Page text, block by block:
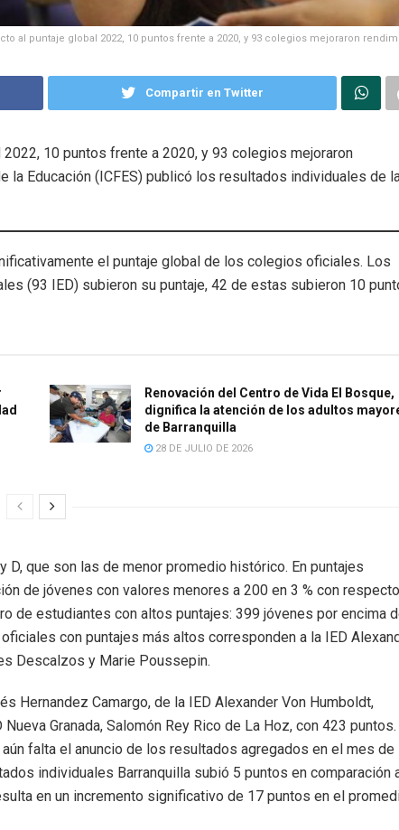
al puntaje global 2022, 10 puntos frente a 2020, y 93 colegios mejoraron
Compartir en Twitter
10 puntos frente a 2020, y 93 colegios mejoraron
la Educación (ICFES) publicó los resultados individuales de
el puntaje global de los colegios oficiales. Los
(93 IED) subieron su puntaje, 42 de estas subieron 10
Renovación del Centro de Vida El Bosque,
dignifica la atención de los adultos
de Barranquilla
28 DE JULIO DE 2026
que son las de menor promedio histórico. En puntajes
de jóvenes con valores menores a 200 en 3 % con
de estudiantes con altos puntajes: 399 jóvenes por encima
con puntajes más altos corresponden a la IED
Descalzos y Marie Poussepin.
Hernandez Camargo, de la IED Alexander Von Humboldt,
Granada, Salomón Rey Rico de La Hoz, con 423 puntos.
falta el anuncio de los resultados agregados en el mes de
individuales Barranquilla subió 5 puntos en comparación
en un incremento significativo de 17 puntos en el